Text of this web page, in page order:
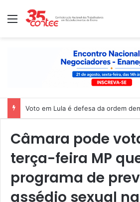
Menu
Nota de solidariedade ao povo
Câmara pode
terça-feira MP
programa de
assédio sexual